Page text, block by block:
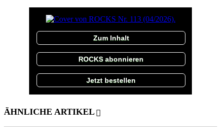
Zum Inhalt
ROCKS abonnieren
Jetzt bestellen
ÄHNLICHE ARTIKEL